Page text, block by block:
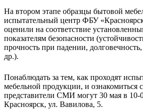
На втором этапе образцы бытовой
испытательный центр ФБУ
оценили на соответствие
показателям безопасности
прочность при падении,
др.).
Понаблюдать за тем, как проходят
мебельной продукции, и ознакомиться с
представители СМИ могут 30 мая в 10-
Красноярск, ул. Вавилова, 5.